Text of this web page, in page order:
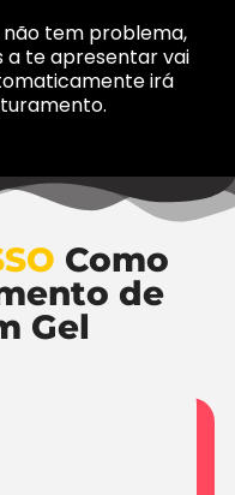
não tem problema,
a te apresentar vai
irá
Como
de
Gel